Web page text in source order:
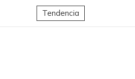
Tendencia